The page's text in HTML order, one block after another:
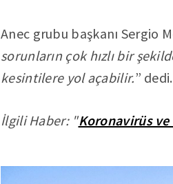
Anec grubu başkanı Sergio
sorunların çok hızlı bir
kesintilere yol açabilir.” dedi.
İlgili Haber: "Koronavirüs ve